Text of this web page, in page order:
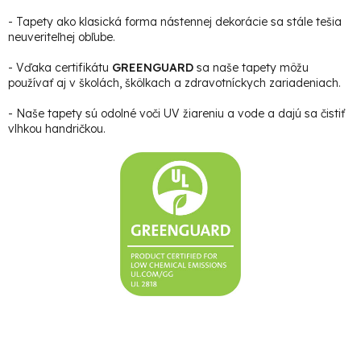
- Tapety ako klasická forma nástennej dekorácie sa stále tešia
neuveriteľnej obľube.
- Vďaka certifikátu GREENGUARD sa naše tapety môžu
používať aj v školách, škôlkach a zdravotníckych zariadeniach.
- Naše tapety sú odolné voči UV žiareniu a vode a dajú sa čistiť
vlhkou handričkou.